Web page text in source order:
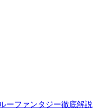
ーファンタジー徹底解説